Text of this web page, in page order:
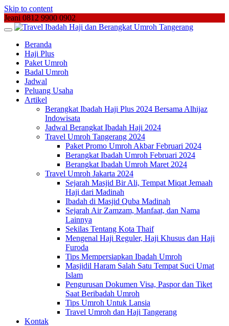
Skip to content
Jeani 0812 9900 0902
Beranda
Haji Plus
Paket Umroh
Badal Umroh
Jadwal
Peluang Usaha
Artikel
Berangkat Ibadah Haji Plus 2024 Bersama Alhijaz
Indowisata
Jadwal Berangkat Ibadah Haji 2024
Travel Umroh Tangerang 2024
Paket Promo Umroh Akbar Februari 2024
Berangkat Ibadah Umroh Februari 2024
Berangkat Ibadah Umroh Maret 2024
Travel Umroh Jakarta 2024
Sejarah Masjid Bir Ali, Tempat Miqat Jemaah
Haji dari Madinah
Ibadah di Masjid Quba Madinah
Sejarah Air Zamzam, Manfaat, dan Nama
Lainnya
Sekilas Tentang Kota Thaif
Mengenal Haji Reguler, Haji Khusus dan Haji
Furoda
Tips Mempersiapkan Ibadah Umroh
Masjidil Haram Salah Satu Tempat Suci Umat
Islam
Pengurusan Dokumen Visa, Paspor dan Tiket
Saat Beribadah Umroh
Tips Umroh Untuk Lansia
Travel Umroh dan Haji Tangerang
Kontak